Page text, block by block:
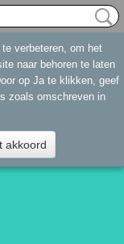
verbeteren, om het
naar behoren te laten
op Ja te klikken, geef
zoals omschreven in
akkoord